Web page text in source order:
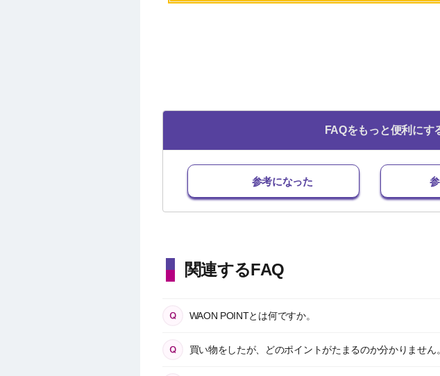
FAQをもっと便利にす
参考になった
関連するFAQ
WAON POINTとは何ですか。
買い物をしたが、どのポイントがたまるのか分かりません。